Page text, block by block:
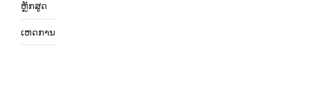
ຫຼັກສູດ
ເຫດການ